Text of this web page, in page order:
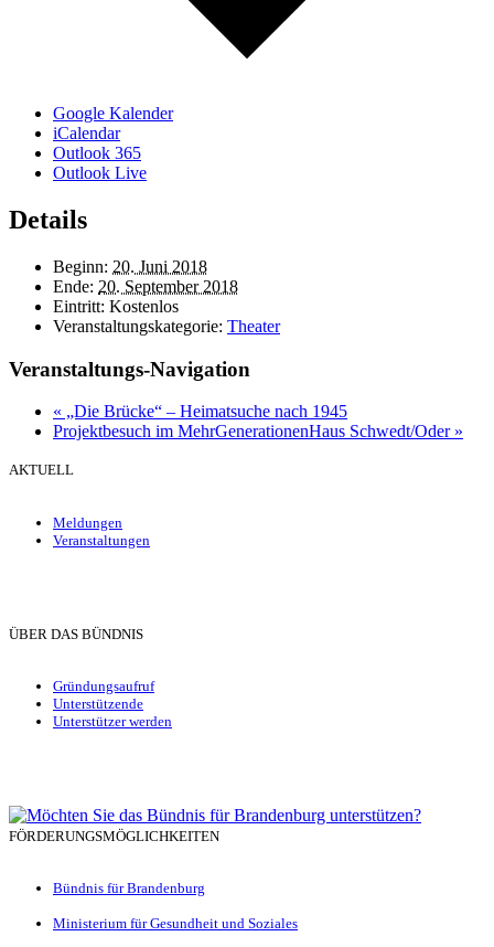
Google Kalender
iCalendar
Outlook 365
Outlook Live
Details
Beginn: 20. Juni 2018
Ende: 20. September 2018
Eintritt: Kostenlos
Veranstaltungskategorie: Theater
Veranstaltungs-Navigation
« „Die Brücke“ – Heimatsuche nach 1945
Projektbesuch im MehrGenerationenHaus Schwedt/Oder »
AKTUELL
Meldungen
Veranstaltungen
ÜBER DAS BÜNDNIS
Gründungsaufruf
Unterstützende
Unterstützer werden
FÖRDERUNGSMÖGLICHKEITEN
Bündnis für Brandenburg
Ministerium für Gesundheit und Soziales